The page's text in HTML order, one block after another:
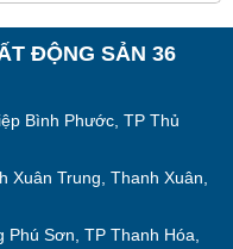
ĐỘNG SẢN 36
Bình Phước, TP Thủ
Xuân Trung, Thanh Xuân,
Sơn, TP Thanh Hóa,